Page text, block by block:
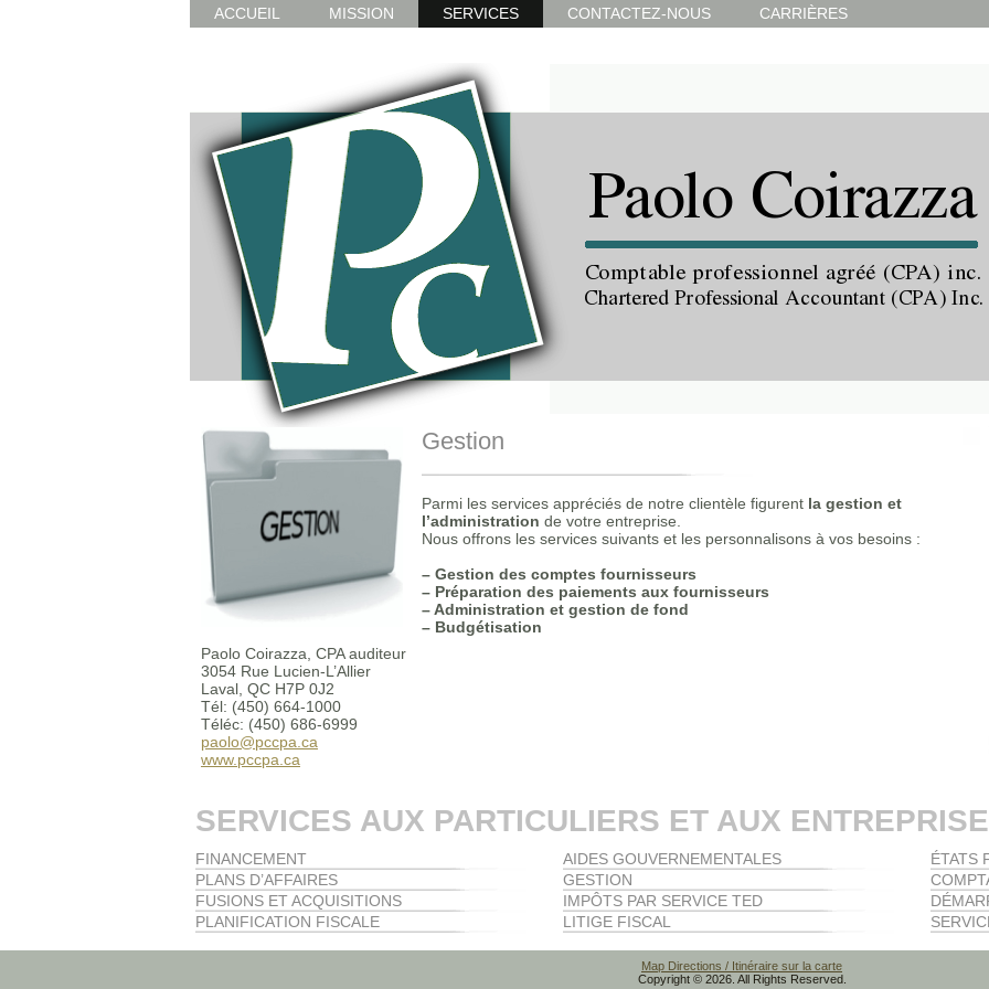
ACCUEIL MISSION SERVICES CONTACTEZ-NOUS CARRIÈRES
Paolo Coirazza, CPA auditeur
3054 Rue Lucien-L’Allier
Laval, QC H7P 0J2
Tél: (450) 664-1000
Téléc: (450) 686-6999
paolo@pccpa.ca
www.pccpa.ca
Gestion
Parmi les services appréciés de notre clientèle figurent la gestion et
l’administration de votre entreprise.
Nous offrons les services suivants et les personnalisons à vos besoins :
– Gestion des comptes fournisseurs
– Préparation des paiements aux fournisseurs
– Administration et gestion de fond
– Budgétisation
SERVICES AUX PARTICULIERS ET AUX
FINANCEMENT
PLANS D’AFFAIRES
FUSIONS ET ACQUISITIONS
PLANIFICATION FISCALE
AIDES GOUVERNEMENTALES
GESTION
IMPÔTS PAR SERVICE TED
LITIGE FISCAL
ÉTATS
Map Directions / Itinéraire sur la carte
Copyright © 2026. All Rights Reserved.